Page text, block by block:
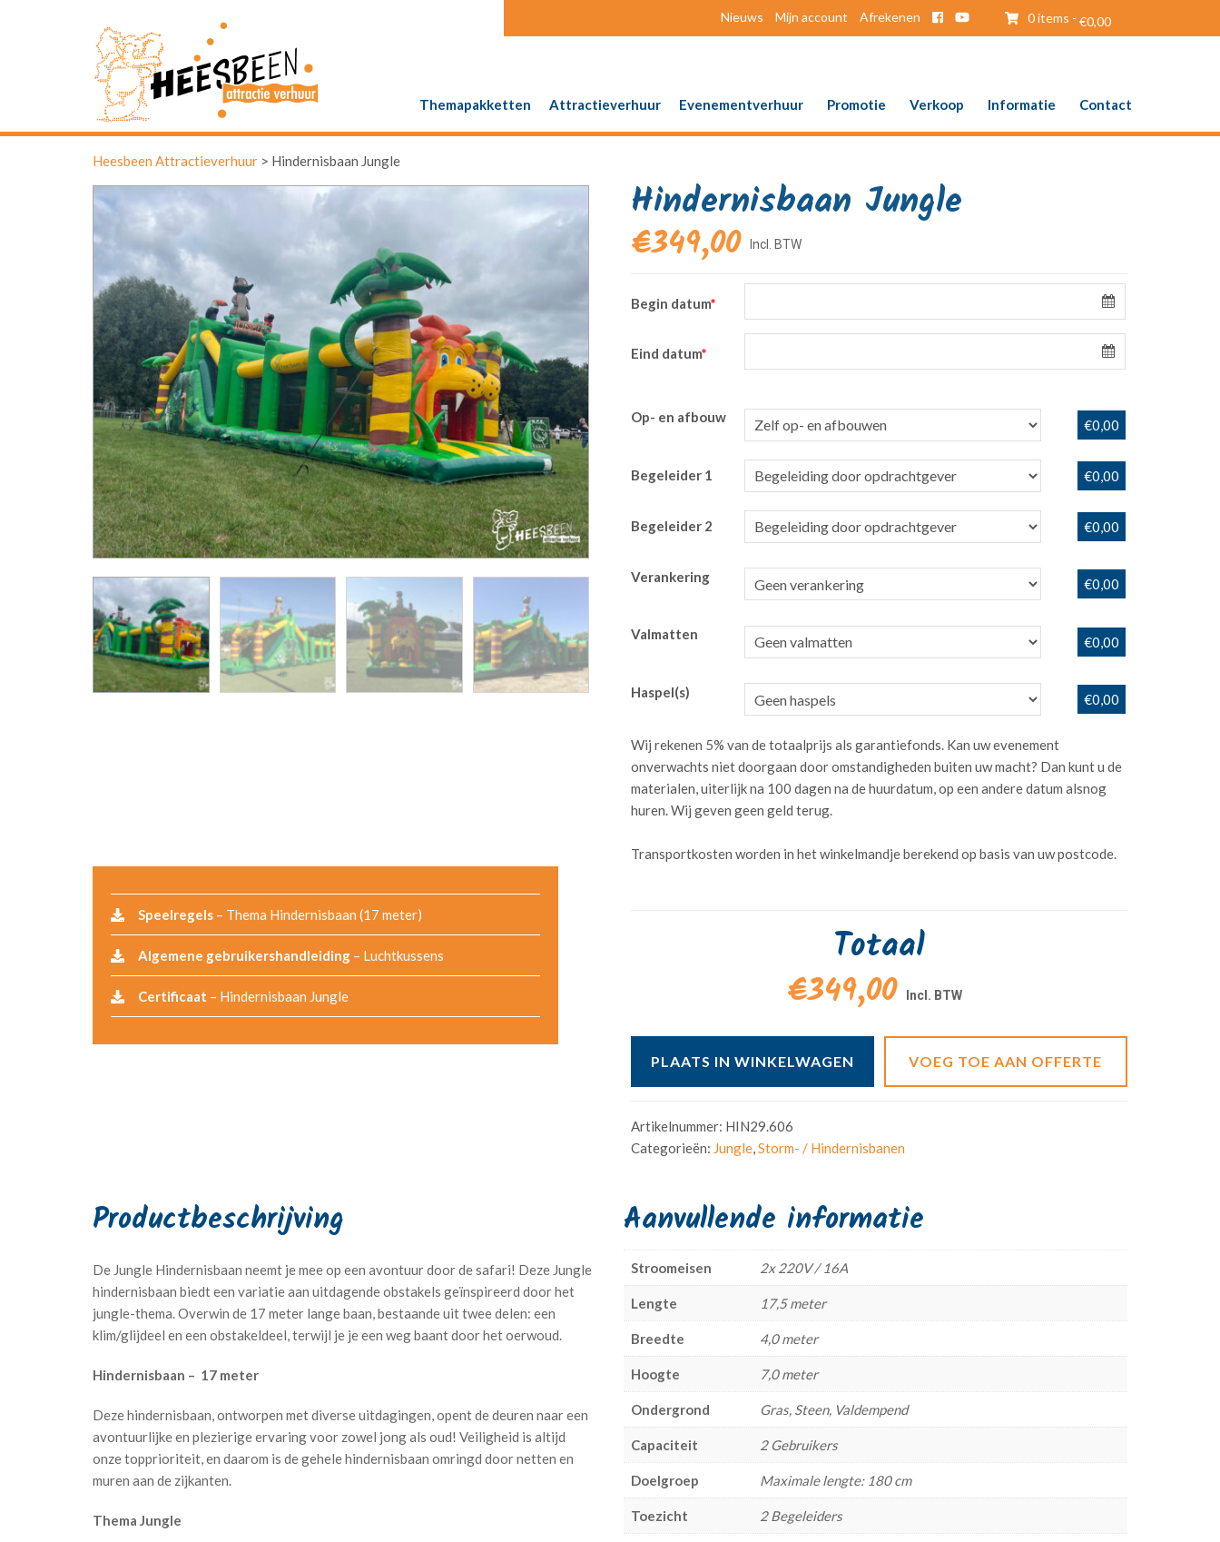
0 items - €0,00
Nieuws Mijn account Afrekenen
Themapakketten Attractieverhuur Evenementverhuur Promotie Verkoop Informatie Contact
Heesbeen Attractieverhuur > Hindernisbaan Jungle
Hindernisbaan Jungle
€349,00
Begin datum*
Eind datum*
Op- en afbouw €0,00
Begeleider 1 €0,00
Begeleider 2 €0,00
Verankering €0,00
Valmatten €0,00
Haspel(s) €0,00
Wij rekenen 5% van de totaalprijs als garantiefonds. Kan uw evenement
onverwachts niet doorgaan door omstandigheden buiten uw macht? Dan kunt u de
materialen, uiterlijk na 100 dagen na de huurdatum, op een andere datum alsnog
huren. Wij geven geen geld terug.
Transportkosten worden in het winkelmandje berekend op basis van uw postcode.
Totaal
€349,00
PLAATS IN WINKELWAGEN VOEG TOE AAN OFFERTE
Artikelnummer: HIN29.606
Categorieën: Jungle,Storm- / Hindernisbanen
Speelregels – Thema Hindernisbaan (17 meter)
Algemene gebruikershandleiding – Luchtkussens
Certificaat – Hindernisbaan Jungle
De Jungle Hindernisbaan neemt je mee op een avontuur door de safari! Deze Jungle
hindernisbaan biedt een variatie aan uitdagende obstakels geïnspireerd door het
jungle-thema. Overwin de 17 meter lange baan, bestaande uit twee delen: een
klim/glijdeel en een obstakeldeel, terwijl je je een weg baant door het oerwoud.
Hindernisbaan – 17 meter
Deze hindernisbaan, ontworpen met diverse uitdagingen, opent de deuren naar een
avontuurlijke en plezierige ervaring voor zowel jong als oud! Veiligheid is altijd
onze topprioriteit, en daarom is de gehele hindernisbaan omringd door netten en
muren aan de zijkanten.
Thema Jungle
Aanvullende informatie
Stroomeisen 2x 220V / 16A
Lengte 17,5 meter
Breedte 4,0 meter
Hoogte 7,0 meter
Ondergrond Gras, Steen, Valdempend
Capaciteit 2 Gebruikers
Doelgroep Maximale lengte: 180 cm
Toezicht 2 Begeleiders